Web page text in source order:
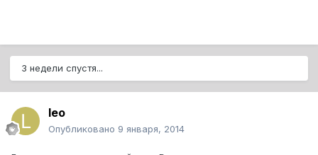
3 недели спустя...
leo
Опубликовано 9 января, 2014